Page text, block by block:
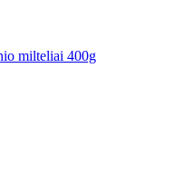
milteliai 400g